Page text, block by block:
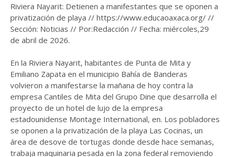
Riviera Nayarit: Detienen a manifestantes que se oponen a
privatización de playa // https://www.educaoaxaca.org/ //
Sección: Noticias // Por:Redacción // Fecha: miércoles,29
de abril de 2026.
En la Riviera Nayarit, habitantes de Punta de Mita y
Emiliano Zapata en el municipio Bahía de Banderas
volvieron a manifestarse la mañana de hoy contra la
empresa Cantiles de Mita del Grupo Dine que desarrolla el
proyecto de un hotel de lujo de la empresa
estadounidense Montage International, en. Los pobladores
se oponen a la privatización de la playa Las Cocinas, un
área de desove de tortugas donde desde hace semanas,
trabaja maquinaria pesada en la zona federal removiendo